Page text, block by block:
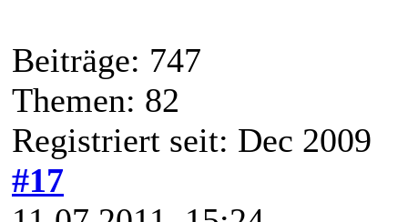
Beiträge: 747
Themen: 82
Registriert seit: Dec 2009
#17